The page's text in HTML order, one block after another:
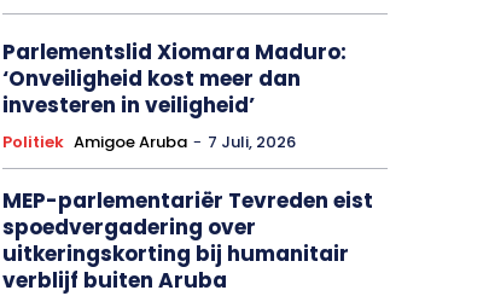
Parlementslid Xiomara Maduro:
‘Onveiligheid kost meer dan
investeren in veiligheid’
Politiek Amigoe Aruba - 7 Juli, 2026
MEP-parlementariër Tevreden eist
spoedvergadering over
uitkeringskorting bij humanitair
verblijf buiten Aruba